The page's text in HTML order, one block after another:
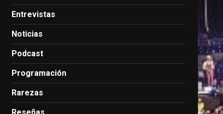
Entrevistas
Noticias
Podcast
Programación
Rarezas